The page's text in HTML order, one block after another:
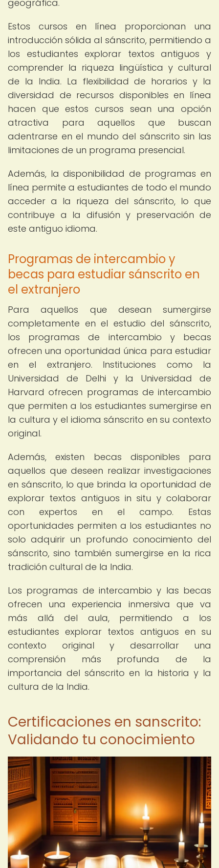
geográfica.
Estos cursos en línea proporcionan una
introducción sólida al sánscrito, permitiendo a
los estudiantes explorar textos antiguos y
comprender la riqueza lingüística y cultural
de la India. La flexibilidad de horarios y la
diversidad de recursos disponibles en línea
hacen que estos cursos sean una opción
atractiva para aquellos que buscan
adentrarse en el mundo del sánscrito sin las
limitaciones de un programa presencial.
Además, la disponibilidad de programas en
línea permite a estudiantes de todo el mundo
acceder a la riqueza del sánscrito, lo que
contribuye a la difusión y preservación de
este antiguo idioma.
Programas de intercambio y
becas para estudiar sánscrito en
el extranjero
Para aquellos que desean sumergirse
completamente en el estudio del sánscrito,
los programas de intercambio y becas
ofrecen una oportunidad única para estudiar
en el extranjero. Instituciones como la
Universidad de Delhi y la Universidad de
Harvard ofrecen programas de intercambio
que permiten a los estudiantes sumergirse en
la cultura y el idioma sánscrito en su contexto
original.
Además, existen becas disponibles para
aquellos que deseen realizar investigaciones
en sánscrito, lo que brinda la oportunidad de
explorar textos antiguos in situ y colaborar
con expertos en el campo. Estas
oportunidades permiten a los estudiantes no
solo adquirir un profundo conocimiento del
sánscrito, sino también sumergirse en la rica
tradición cultural de la India.
Los programas de intercambio y las becas
ofrecen una experiencia inmersiva que va
más allá del aula, permitiendo a los
estudiantes explorar textos antiguos en su
contexto original y desarrollar una
comprensión más profunda de la
importancia del sánscrito en la historia y la
cultura de la India.
Certificaciones en sanscrito:
Validando tu conocimiento